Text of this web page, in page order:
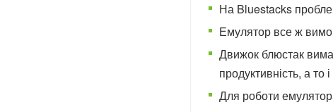
На Bluestacks
Емулятор все ж
Движок блюстак
продуктивність, а
Для роботи